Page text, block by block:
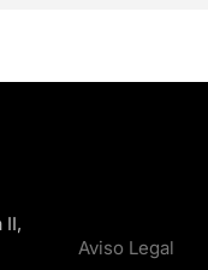
II,
Aviso Legal